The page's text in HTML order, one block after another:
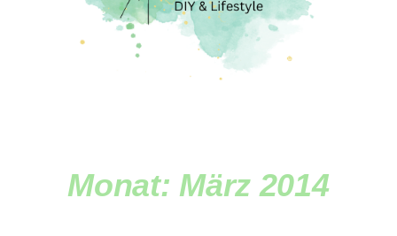
Monat: März 2014